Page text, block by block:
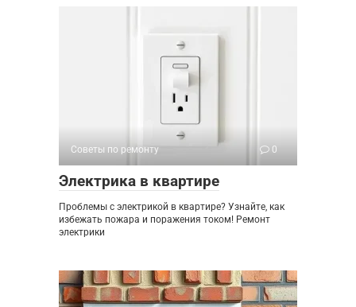
Советы по ремонту 0
Электрика в квартире
Проблемы с электрикой в квартире? Узнайте, как
избежать пожара и поражения током! Ремонт
электрики